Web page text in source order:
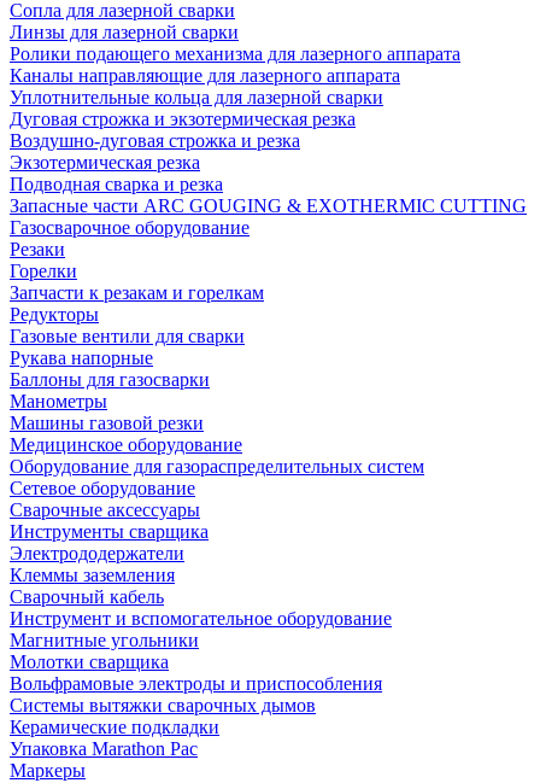
Сопла для лазерной сварки
Линзы для лазерной сварки
Ролики подающего механизма для лазерного аппарата
Каналы направляющие для лазерного аппарата
Уплотнительные кольца для лазерной сварки
Дуговая строжка и экзотермическая резка
Воздушно-дуговая строжка и резка
Экзотермическая резка
Подводная сварка и резка
Запасные части ARC GOUGING & EXOTHERMIC CUTTING
Газосварочное оборудование
Резаки
Горелки
Запчасти к резакам и горелкам
Редукторы
Газовые вентили для сварки
Рукава напорные
Баллоны для газосварки
Манометры
Машины газовой резки
Медицинское оборудование
Оборудование для газораспределительных систем
Сетевое оборудование
Сварочные аксессуары
Инструменты сварщика
Электрододержатели
Клеммы заземления
Сварочный кабель
Инструмент и вспомогательное оборудование
Магнитные угольники
Молотки сварщика
Вольфрамовые электроды и приспособления
Системы вытяжки сварочных дымов
Керамические подкладки
Упаковка Marathon Pac
Маркеры